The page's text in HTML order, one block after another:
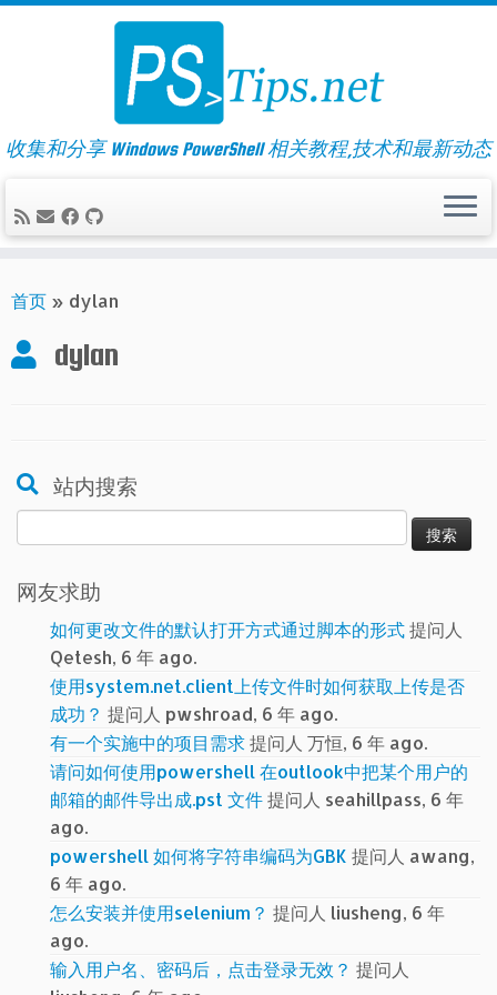
Skip
收集和分享 Windows PowerShell 相关教程,技术和最新动态
首页 » dylan
dylan
站内搜索
索：
网友求助
如何更改文件的默认打开方式通过脚本的形式提问人
Qetesh, 6 年 ago.
使用system.net.client上传文件时如何获取上传是否
成功？ 提问人 pwshroad, 6 年 ago.
有一个实施中的项目需求提问人 万恒, 6 年 ago.
请问如何使用powershell 在outlook中把某个用户的
邮箱的邮件导出成.pst 文件提问人 seahillpass, 6 年
ago.
powershell 如何将字符串编码为GBK 提问人 awang,
6 年 ago.
怎么安装并使用selenium？ 提问人 liusheng, 6 年
ago.
输入用户名、密码后，点击登录无效？ 提问人